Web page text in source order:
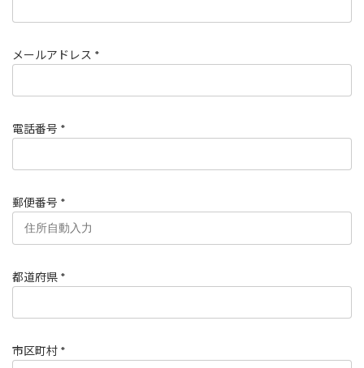
メールアドレス *
電話番号 *
郵便番号 *
都道府県 *
市区町村 *